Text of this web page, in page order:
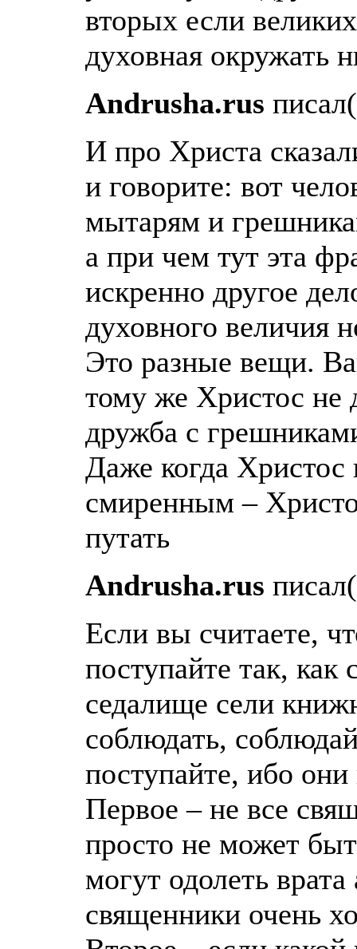
вторых если
духовная окружать
Andrusha.rus
И про Христа
и говорите: вот
мытарям и
а при чем тут эта
искренно другое
духовного величия
Это разные вещи.
тому же Христос не
дружба с
Даже когда
смиренным –
путать
Andrusha.rus
Если вы считаете,
поступайте так,
седалище сели
соблюдать,
поступайте, ибо
Первое – не все
просто не может
могут одолеть
священники очень